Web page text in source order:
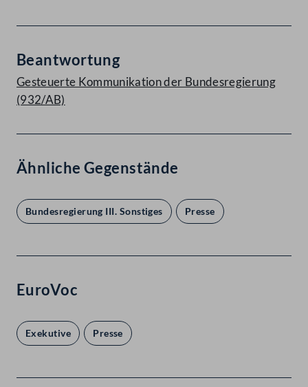
Beantwortung
Gesteuerte Kommunikation der Bundesregierung
(932/AB)
Ähnliche Gegenstände
Bundesregierung III. Sonstiges Presse
EuroVoc
Exekutive Presse